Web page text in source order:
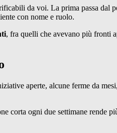
da voi. La prima passa dal
con nome e ruolo.
, fra quelli che avevano più fronti
aperte, alcune ferme da
corta ogni due settimane rende